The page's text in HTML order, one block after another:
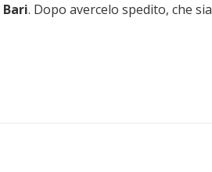
Bari. Dopo avercelo spedito, che sia